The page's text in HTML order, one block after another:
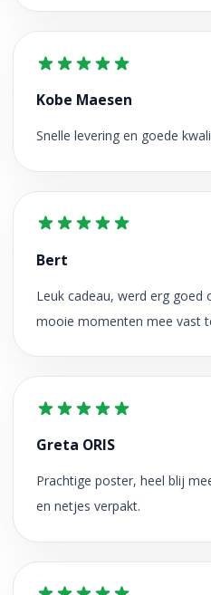
Kobe Maesen
Snelle levering en goede
Bert
Leuk cadeau, werd erg goed
mooie momenten mee vast
Greta ORIS
Prachtige poster, heel blij
en netjes verpakt.